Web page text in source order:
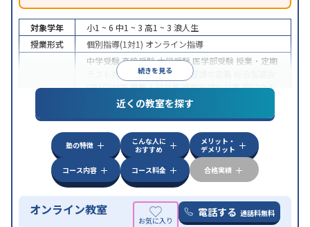
続きを見る
対象学年 小1 ~ 6 中1 ~ 3 高1 ~ 3 浪人生
授業形式
個別指導(1対1) オンライン指導
中学受験高校受験大学受験 医学部受験 授業・定期
テスト対策
内申点対策 学習習慣の定着
(旧AO)対策推薦入試対策学校別特化対策国公立大
私大対策共通テスト対策
英語・英会話特化
特徴
中高一貫校生に対応授業の振替可能 不登校生に対
オンライン対応 1科目から受講可能季節講習の
みの受講可
自習室あり
近くの教室を探す
塾の特徴
こんな人に
おすすめ
メリット・
デメリット
コース内容
コース料金 合格実績
オンライン教室 電話する 通話料無料